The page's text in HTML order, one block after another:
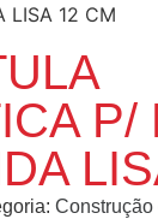
LISA 12 CM
P/
Construção